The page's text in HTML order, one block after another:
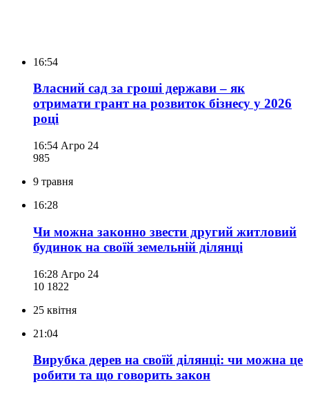
16:54
Власний сад за гроші держави – як
отримати грант на розвиток бізнесу у 2026
році
16:54 Агро 24
985
9 травня
16:28
Чи можна законно звести другий житловий
будинок на своїй земельній ділянці
16:28 Агро 24
10 1822
25 квітня
21:04
Вирубка дерев на своїй ділянці: чи можна це
робити та що говорить закон